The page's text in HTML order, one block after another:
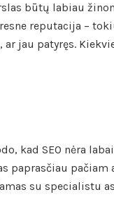
būtų labiau
reputacija –
ar jau patyręs.
kad SEO nėra
paprasčiau
su specialistu